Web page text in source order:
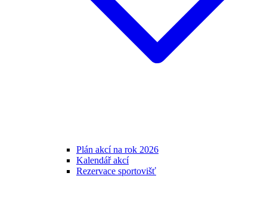
Plán akcí na rok 2026
Kalendář akcí
Rezervace sportovišť